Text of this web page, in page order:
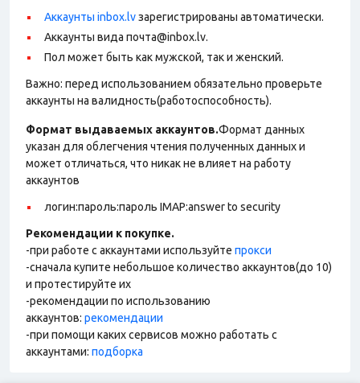
Аккаунты inbox.lvзарегистрированы автоматически.
Аккаунты вида почта@inbox.lv.
Пол может быть как мужской, так и женский.
Важно: перед использованием обязательно проверьте
аккаунты на валидность(работоспособность).
Формат выдаваемых аккаунтов.Формат данных
указан для облегчения чтения полученных данных и
может отличаться, что никак не влияет на работу
аккаунтов
логин:пароль:пароль IMAP:answer to security
Рекомендации к покупке.
-при работе с аккаунтами используйте прокси
-сначала купите небольшое количество аккаунтов(до 10)
и протестируйте их
-рекомендации по использованию
аккаунтов: рекомендации
-при помощи каких сервисов можно работать с
аккаунтами: подборка